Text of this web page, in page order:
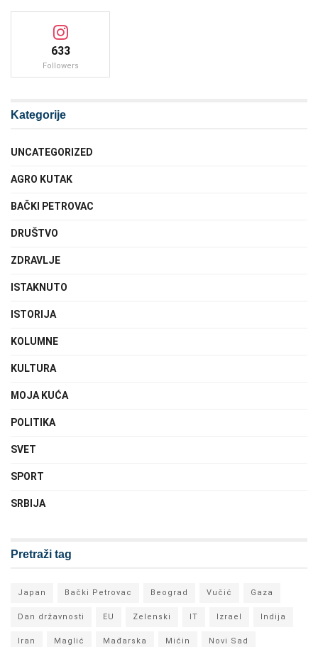
633
Followers
Kategorije
UNCATEGORIZED
AGRO KUTAK
BAČKI PETROVAC
DRUŠTVO
ZDRAVLJE
ISTAKNUTO
ISTORIJA
KOLUMNE
KULTURA
MOJA KUĆA
POLITIKA
SVET
SPORT
SRBIJA
Pretraži tag
Japan Bački Petrovac Beograd Vučić Gaza
Dan državnosti EU Zelenski IT Izrael Indija
Iran Maglić Mađarska Mićin Novi Sad